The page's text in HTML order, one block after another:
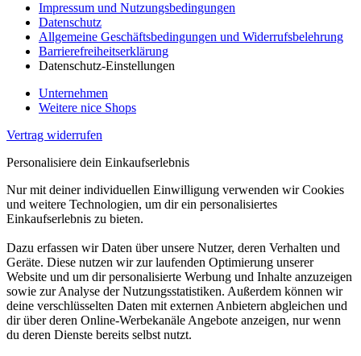
Impressum und Nutzungsbedingungen
Datenschutz
Allgemeine Geschäftsbedingungen und Widerrufsbelehrung
Barrierefreiheitserklärung
Datenschutz-Einstellungen
Unternehmen
Weitere nice Shops
Vertrag widerrufen
Personalisiere dein Einkaufserlebnis
Nur mit deiner individuellen Einwilligung verwenden wir Cookies
und weitere Technologien, um dir ein personalisiertes
Einkaufserlebnis zu bieten.
Dazu erfassen wir Daten über unsere Nutzer, deren Verhalten und
Geräte. Diese nutzen wir zur laufenden Optimierung unserer
Website und um dir personalisierte Werbung und Inhalte anzuzeigen
sowie zur Analyse der Nutzungsstatistiken. Außerdem können wir
deine verschlüsselten Daten mit externen Anbietern abgleichen und
dir über deren Online-Werbekanäle Angebote anzeigen, nur wenn
du deren Dienste bereits selbst nutzt.